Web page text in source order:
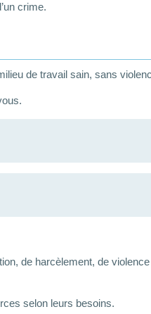
crime.
de travail sain, sans
de harcèlement, de
selon leurs besoins.